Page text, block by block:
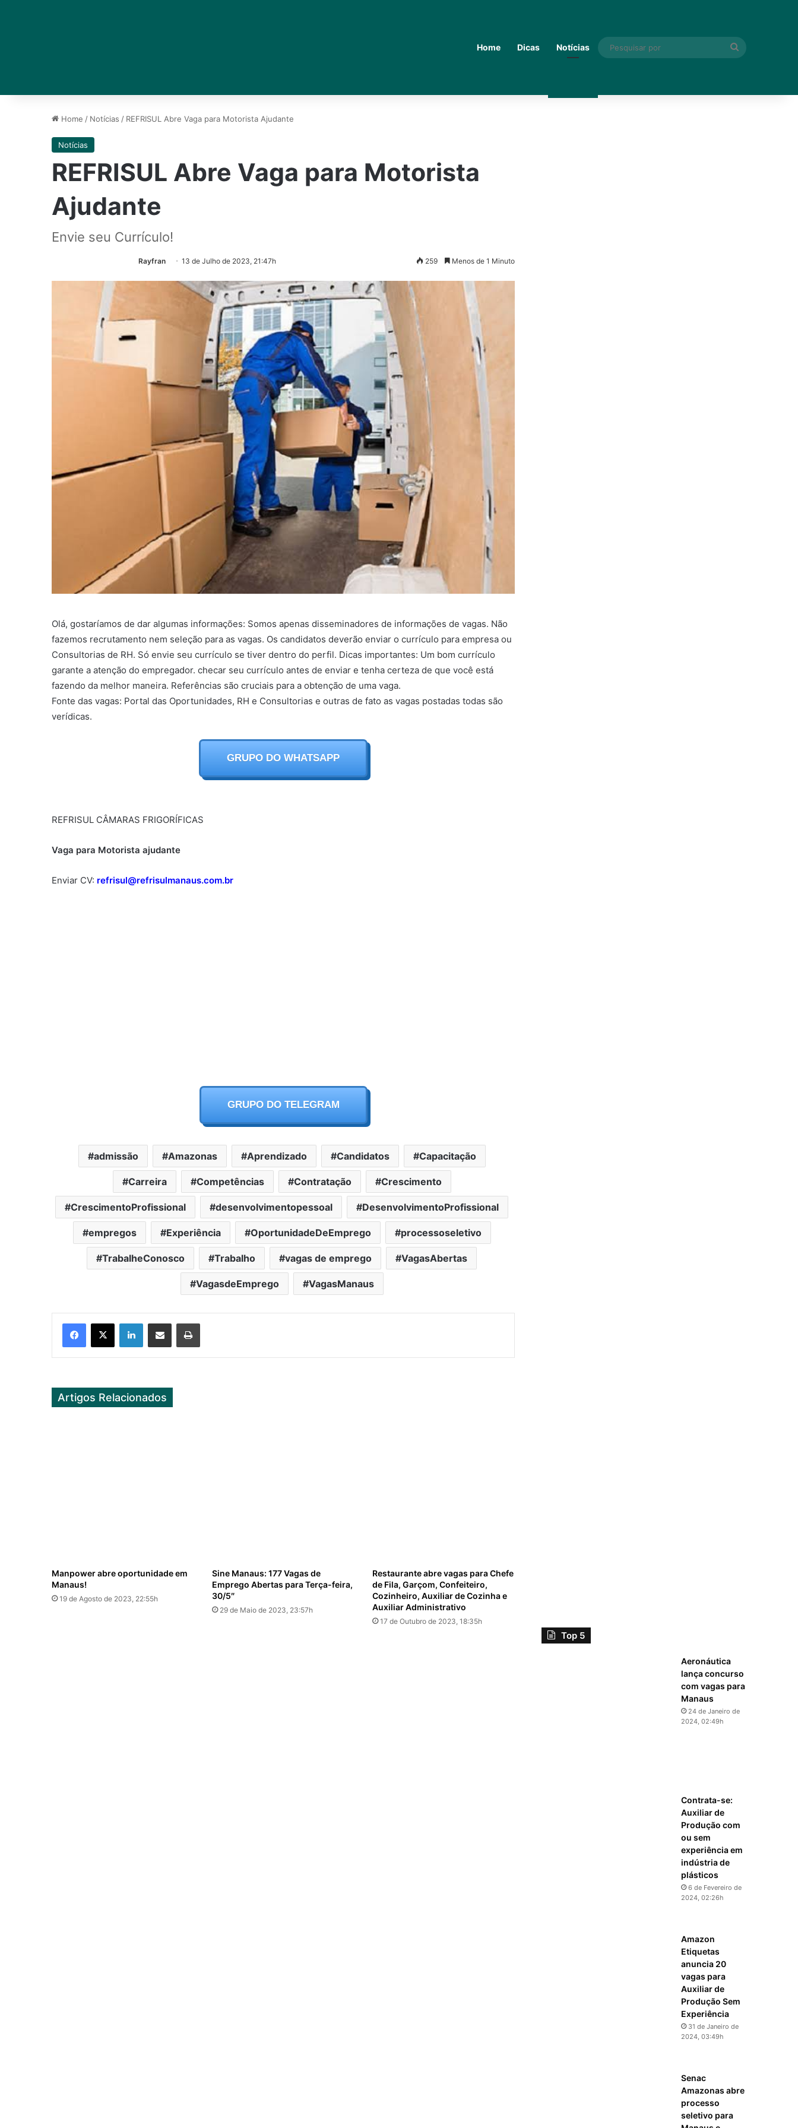
Home Dicas Notícias
Pesquisar
Home / Notícias / REFRISUL Abre Vaga para Motorista Ajudante
Notícias
REFRISUL Abre Vaga para Motorista
Ajudante
Envie seu Currículo!
Rayfran 13 de Julho de 2023, 21:47h 259 Menos de 1 Minuto
Olá, gostaríamos de dar algumas informações: Somos apenas disseminadores de informações de vagas. Não
fazemos recrutamento nem seleção para as vagas. Os candidatos deverão enviar o currículo para empresa ou
Consultorias de RH. Só envie seu currículo se tiver dentro do perfil. Dicas importantes: Um bom currículo
garante a atenção do empregador. checar seu currículo antes de enviar e tenha certeza de que você está
fazendo da melhor maneira. Referências são cruciais para a obtenção de uma vaga.
Fonte das vagas: Portal das Oportunidades, RH e Consultorias e outras de fato as vagas postadas todas são
verídicas.
GRUPO DO WHATSAPP
REFRISUL CÂMARAS FRIGORÍFICAS
Vaga para Motorista ajudante
Enviar CV: refrisul@refrisulmanaus.com.br
GRUPO DO TELEGRAM
admissão Amazonas Aprendizado Candidatos Capacitação
Carreira Competências Contratação Crescimento
CrescimentoProfissional desenvolvimentopessoal DesenvolvimentoProfissional
empregos Experiência OportunidadeDeEmprego processoseletivo
TrabalheConosco Trabalho vagas de emprego VagasAbertas
VagasdeEmprego VagasManaus
Artigos Relacionados
Manpower abre oportunidade em
Manaus!
19 de Agosto de 2023, 22:55h
Sine Manaus: 177 Vagas de
Emprego Abertas para Terça-feira,
30/5″
29 de Maio de 2023, 23:57h
Restaurante abre vagas para Chefe
de Fila, Garçom, Confeiteiro,
Cozinheiro, Auxiliar de Cozinha e
Auxiliar Administrativo
17 de Outubro de 2023, 18:35h
Top 5
Aeronáutica
lança concurso
com vagas para
Manaus
24 de Janeiro de
2024, 02:49h
Contrata-se:
Auxiliar de
Produção com
ou sem
experiência em
indústria de
plásticos
6 de Fevereiro de
2024, 02:26h
Amazon
Etiquetas
anuncia 20
vagas para
Auxiliar de
Produção Sem
Experiência
31 de Janeiro de
2024, 03:49h
Senac
Amazonas abre
processo
seletivo para